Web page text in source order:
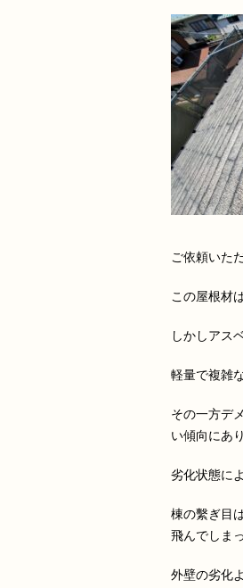
ご依頼いた
この屋根材
しかしアス
軽量で複雑
その一方デ
い傾向にあ
劣化状態に
棟の繫ぎ目
飛んでしま
外壁の劣化